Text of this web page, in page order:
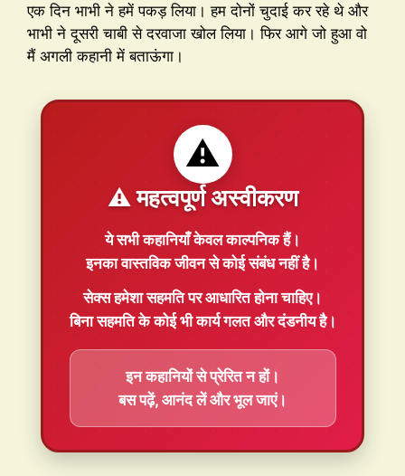
एक दिन भाभी ने हमें पकड़ लिया। हम दोनों चुदाई कर रहे थे और
भाभी ने दूसरी चाबी से दरवाजा खोल लिया। फिर आगे जो हुआ वो
मैं अगली कहानी में बताऊंगा।
⚠️
⚠️ महत्वपूर्ण अस्वीकरण
ये सभी कहानियाँकेवल काल्पनिकहैं।
इनका वास्तविक जीवन से कोई संबंध नहीं है।
सेक्स हमेशासहमतिपर आधारित होना चाहिए।
बिना सहमति के कोई भी कार्य गलत और दंडनीय है।
इन कहानियों से प्रेरित न हों।
बस पढ़ें, आनंद लें और भूल जाएं।